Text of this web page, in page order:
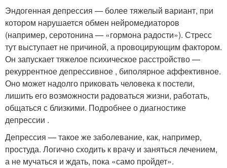
Эндогенная депрессия — более тяжелый вариант, при
котором нарушается обмен нейромедиаторов
(например, серотонина — «гормона радости»). Стресс
тут выступает не причиной, а провоцирующим фактором.
Он запускает тяжелое психическое расстройство —
рекуррентное депрессивное , биполярное аффективное.
Оно может надолго приковать человека к постели,
лишить его возможности радоваться жизни, работать,
общаться с близкими. Подробнее о диагностике
депрессии .
Депрессия — такое же заболевание, как, например,
простуда. Логично сходить к врачу и заняться лечением,
а не мучаться и ждать, пока «само пройдет».